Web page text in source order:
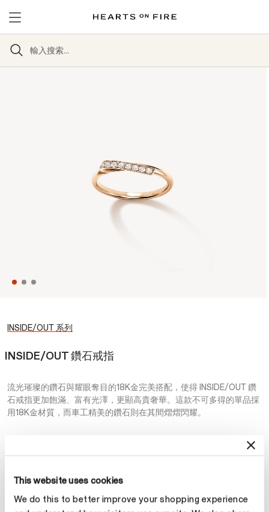
This website uses cookies
We do this to better improve your shopping experience
INSIDE/OUT 系列
INSIDE/OUT 鑽石戒指
流光璀璨的鑽石與耀眼奪目的18K金完美搭配，使得 INSIDE/OUT 鑽
石戒指更加飽滿、富有光澤，更顯高貴奢華。這款不可多得的單品採
用18K金材質，而車工精美的鑽石則在其間熠熠閃耀。
選擇 金屬